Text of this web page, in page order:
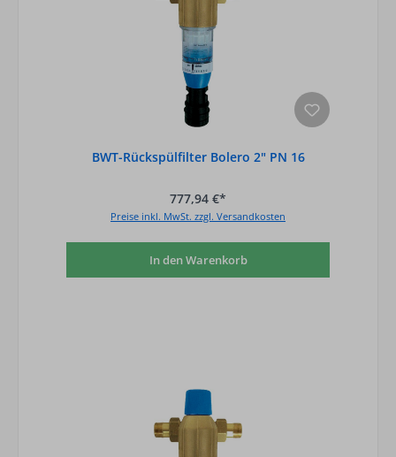
BWT-Rückspülfilter Bolero 2" PN 16
777,94 €*
Preise inkl. MwSt. zzgl. Versandkosten
In den Warenkorb